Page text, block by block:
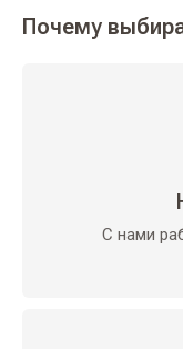
Почему
С нами